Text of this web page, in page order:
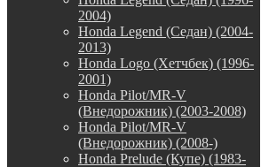
2004)
Honda Legend (Седан) (2004-
2013)
Honda Logo (Хетчбек) (1996-
2001)
Honda Pilot/MR-V
(Внедорожник) (2003-2008)
Honda Pilot/MR-V
(Внедорожник) (2008-)
Honda Prelude (Купе) (1983-